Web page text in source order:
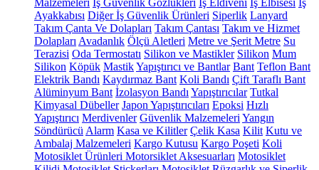
Malzemeleri İş Güvenlik Gözlükleri İş Eldiveni İş Elbisesi İş
Ayakkabısı Diğer İş Güvenlik Ürünleri Siperlik Lanyard
Takım Çanta Ve Dolapları Takım Çantası Takım ve Hizmet
Dolapları Avadanlık Ölçü Aletleri Metre ve Şerit Metre Su
Terazisi Oda Termostatı Silikon ve Mastikler Silikon Mum
Silikon Köpük MastikYapıştırıcı ve Bantlar Bant Teflon Bant
Elektrik Bandı Kaydırmaz Bant Koli Bandı Çift Taraflı Bant
Alüminyum Bant İzolasyon Bandı Yapıştırıcılar Tutkal
Kimyasal Dübeller Japon Yapıştırıcıları Epoksi Hızlı
Yapıştırıcı Merdivenler Güvenlik Malzemeleri Yangın
Söndürücü Alarm Kasa ve Kilitler Çelik Kasa Kilit Kutu ve
Ambalaj Malzemeleri Kargo Kutusu Kargo Poşeti Koli
Motosiklet Ürünleri Motorsiklet Aksesuarları Motosiklet